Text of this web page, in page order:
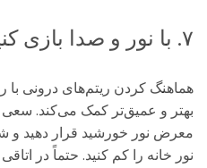
۷. با نور و صدا بازی کنید.
هماهنگ کردن ریتم‌های درونی با
بهتر و عمیق‌تر کمک می‌کند. سعی
معرض نور خورشید قرار دهید
نور خانه را کم کنید. حتماً در اتاقی